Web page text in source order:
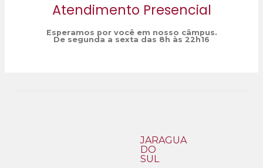
Atendimento Presencial
Esperamos por você em nosso câmpus.
De segunda a sexta das 8h às 22h16
JARAGUÁ
DO
SUL